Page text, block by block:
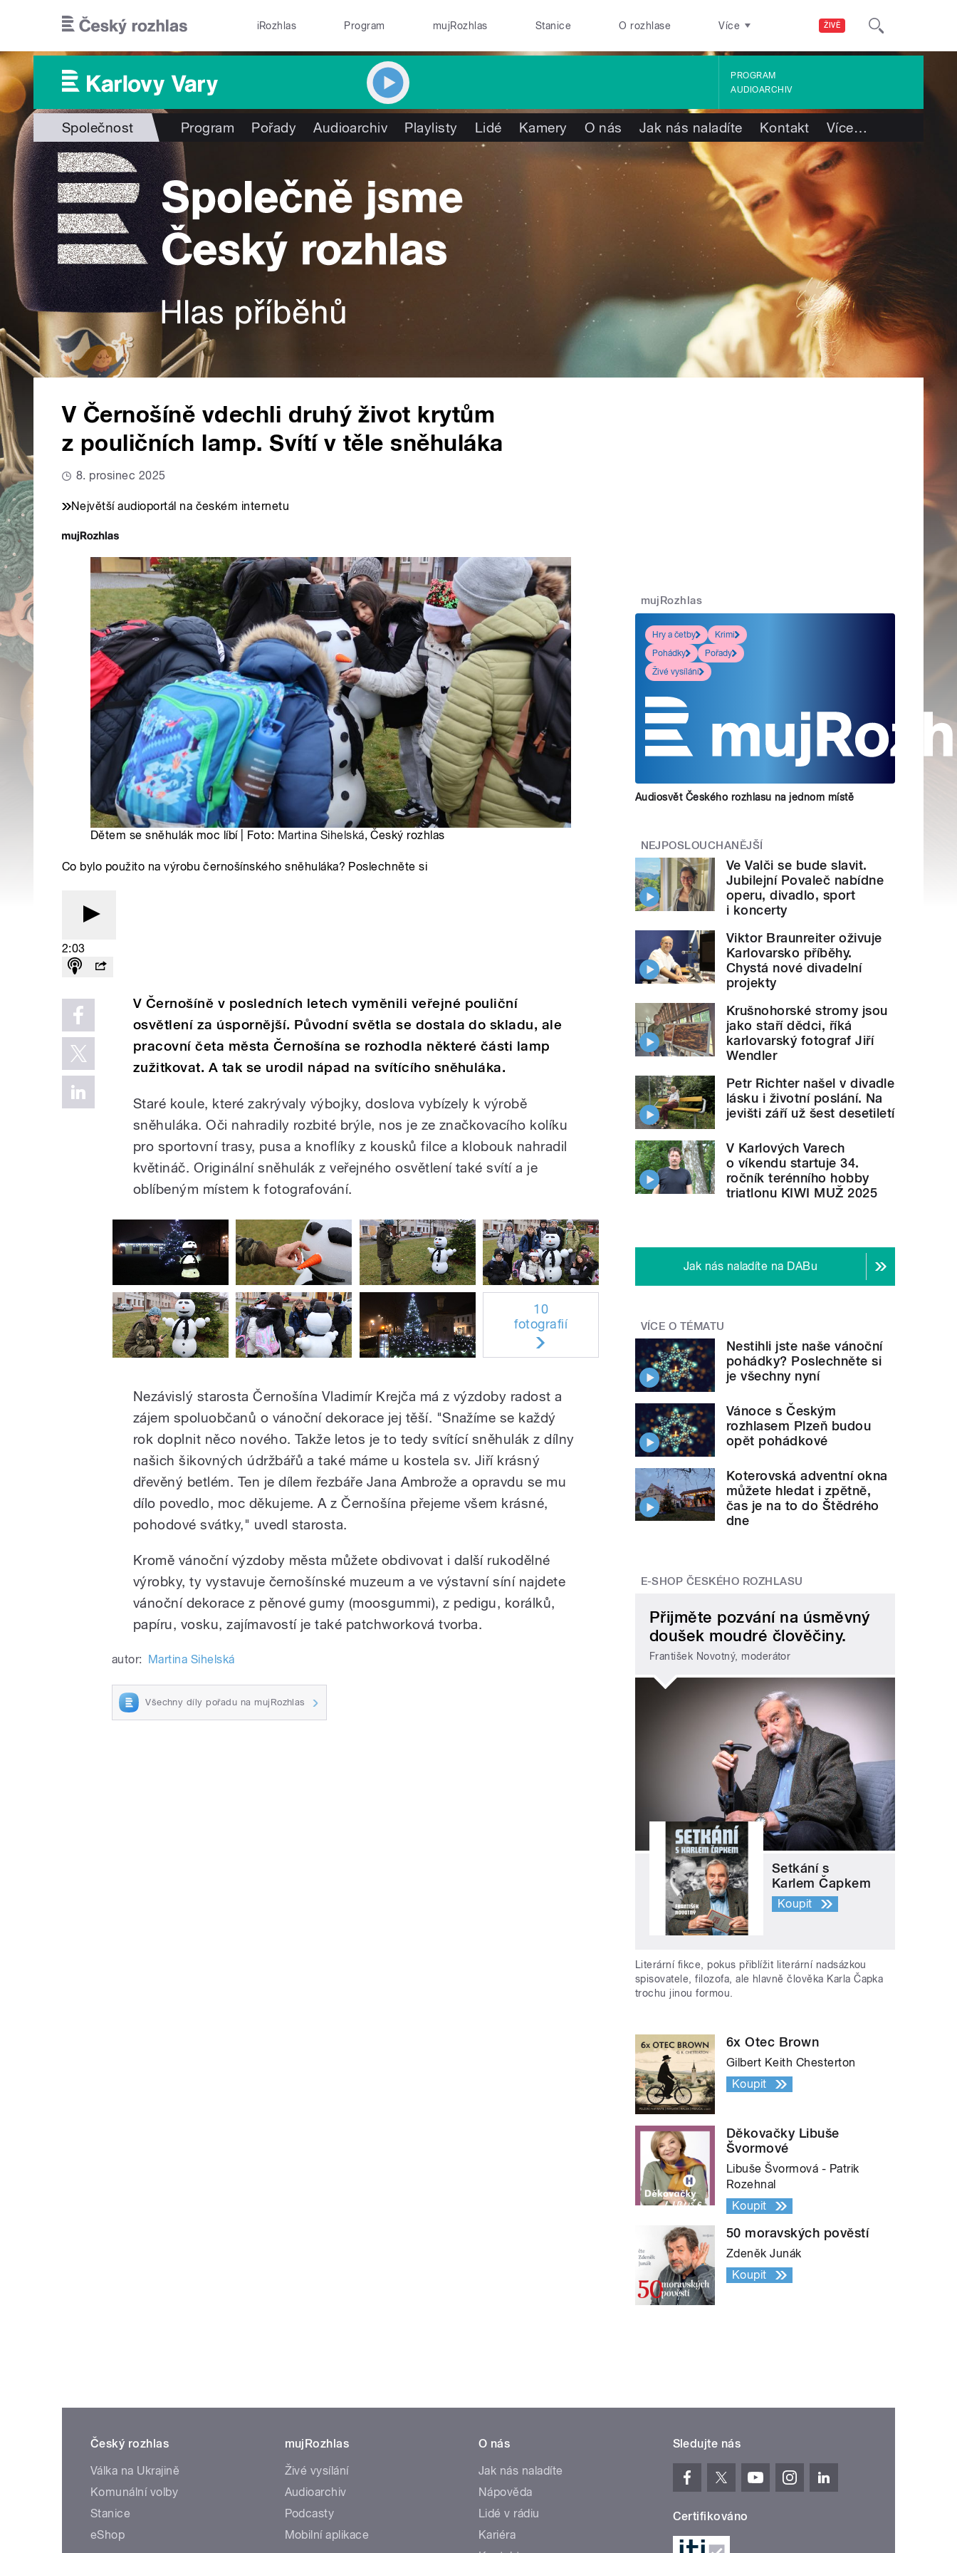
ŽIVĚ
iRozhlas Program mujRozhlas Stanice O rozhlase Více
PROGRAM
AUDIOARCHIV
Společnost Program Pořady Audioarchiv Playlisty Lidé Kamery O nás Jak nás naladíte Kontakt Více…
V Černošíně vdechli druhý život krytům
z pouličních lamp. Svítí v těle sněhuláka
8. prosinec 2025
Největší audioportál na českém internetu
Dětem se sněhulák moc líbí | Foto: Martina Sihelská, Český rozhlas
Co bylo použito na výrobu černošínského sněhuláka? Poslechněte si
2:03
V Černošíně v posledních letech vyměnili veřejné pouliční
osvětlení za úspornější. Původní světla se dostala do skladu, ale
pracovní četa města Černošína se rozhodla některé části lamp
zužitkovat. A tak se urodil nápad na svítícího sněhuláka.
Staré koule, které zakrývaly výbojky, doslova vybízely k výrobě
sněhuláka. Oči nahradily rozbité brýle, nos je ze značkovacího kolíku
pro sportovní trasy, pusa a knoflíky z kousků filce a klobouk nahradil
květináč. Originální sněhulák z veřejného osvětlení také svítí a je
oblíbeným místem k fotografování.
10
fotografií
Nezávislý starosta Černošína Vladimír Krejča má z výzdoby radost a
zájem spoluobčanů o vánoční dekorace jej těší. "Snažíme se každý
rok doplnit něco nového. Takže letos je to tedy svítící sněhulák z dílny
našich šikovných údržbářů a také máme u kostela sv. Jiří krásný
dřevěný betlém. Ten je dílem řezbáře Jana Ambrože a opravdu se mu
dílo povedlo, moc děkujeme. A z Černošína přejeme všem krásné,
pohodové svátky," uvedl starosta.
Kromě vánoční výzdoby města můžete obdivovat i další rukodělné
výrobky, ty vystavuje černošínské muzeum a ve výstavní síní najdete
vánoční dekorace z pěnové gumy (moosgummi), z pedigu, korálků,
papíru, vosku, zajímavostí je také patchworková tvorba.
autor: Martina Sihelská
Všechny díly pořadu na mujRozhlas
mujRozhlas
Hry a četby
Krimi
Pohádky
Pořady
Živé vysílání
Audiosvět Českého rozhlasu na jednom místě
NEJPOSLOUCHANĚJŠÍ
Ve Valči se bude slavit.
Jubilejní Povaleč nabídne
operu, divadlo, sport
i koncerty
Viktor Braunreiter oživuje
Karlovarsko příběhy.
Chystá nové divadelní
projekty
Krušnohorské stromy jsou
jako staří dědci, říká
karlovarský fotograf Jiří
Wendler
Petr Richter našel v divadle
lásku i životní poslání. Na
jevišti září už šest desetiletí
V Karlových Varech
o víkendu startuje 34.
ročník terénního hobby
triatlonu KIWI MUŽ 2025
Jak nás naladíte na DABu
VÍCE O TÉMATU
Nestihli jste naše vánoční
pohádky? Poslechněte si
je všechny nyní
Vánoce s Českým
rozhlasem Plzeň budou
opět pohádkové
Koterovská adventní okna
můžete hledat i zpětně,
čas je na to do Štědrého
dne
E-SHOP ČESKÉHO ROZHLASU
Přijměte pozvání na úsměvný
doušek moudré člověčiny.
František Novotný, moderátor
Setkání s
Karlem Čapkem
Koupit
Literární fikce, pokus přiblížit literární nadsázkou
spisovatele, filozofa, ale hlavně člověka Karla Čapka
trochu jinou formou.
6x Otec Brown
Gilbert Keith Chesterton
Koupit
Děkovačky Libuše
Švormové
Libuše Švormová - Patrik
Rozehnal
Koupit
50 moravských pověstí
Zdeněk Junák
Koupit
Český rozhlas
Válka na Ukrajině
Komunální volby
Stanice
eShop
mujRozhlas
Živé vysílání
Audioarchiv
Podcasty
Mobilní aplikace
O nás
Jak nás naladíte
Nápověda
Lidé v rádiu
Kariéra
Sledujte nás
Certifikováno